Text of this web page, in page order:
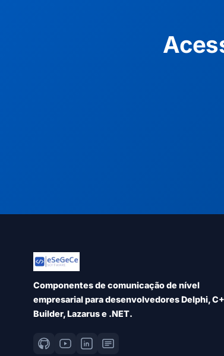
Componentes de comunicação de nível
empresarial para desenvolvedores Delphi,
Builder, Lazarus e .NET.